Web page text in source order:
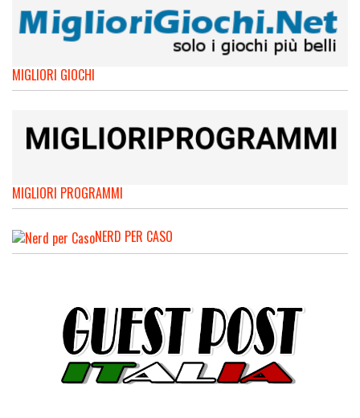
MIGLIORI GIOCHI
MIGLIORI PROGRAMMI
NERD PER CASO